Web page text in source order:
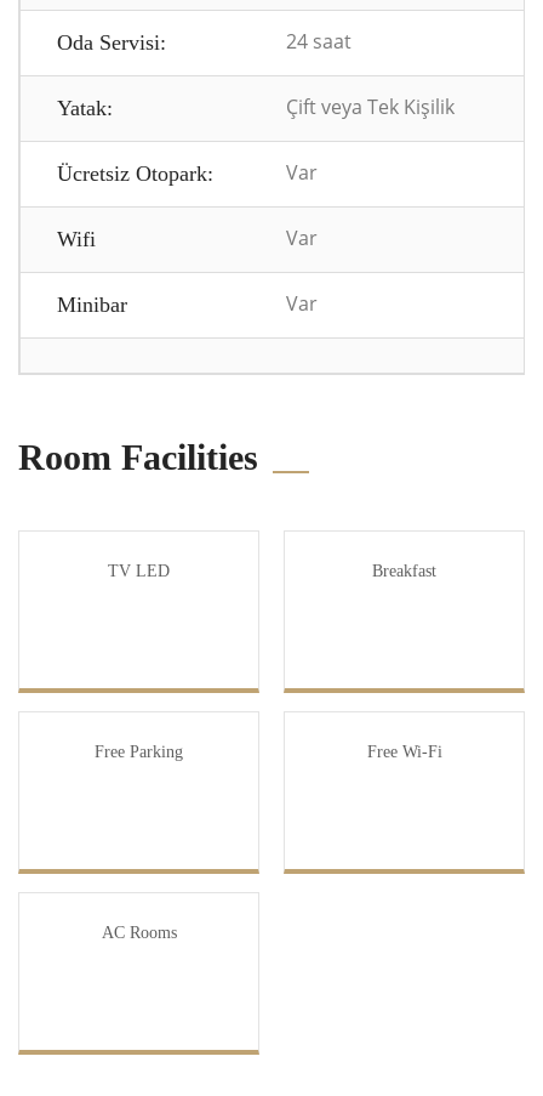
Oda Servisi: 24 saat
Yatak: Çift veya Tek Kişilik
Ücretsiz Otopark: Var
Wifi Var
Minibar Var
Room Facilities
TV LED Breakfast
Free Parking Free Wi-Fi
AC Rooms